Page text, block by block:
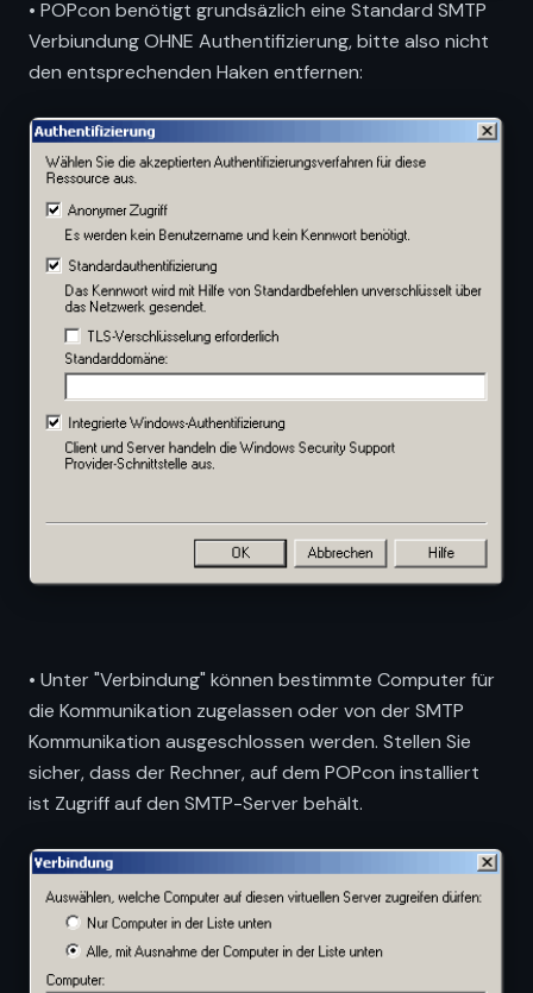
• POPcon benötigt grundsäzlich eine Standard SMTP
Verbiundung OHNE Authentifizierung, bitte also nicht
den entsprechenden Haken entfernen:
• Unter "Verbindung" können bestimmte Computer für
die Kommunikation zugelassen oder von der SMTP
Kommunikation ausgeschlossen werden. Stellen Sie
sicher, dass der Rechner, auf dem POPcon installiert
ist Zugriff auf den SMTP-Server behält.